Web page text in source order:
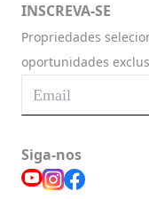
INSCREVA-SE
Propriedades
oportunidades
Siga-nos